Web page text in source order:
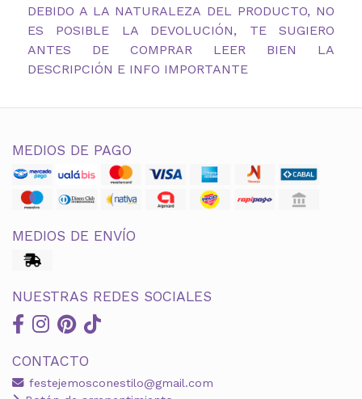
DEBIDO A LA NATURALEZA DEL PRODUCTO, NO
ES POSIBLE LA DEVOLUCIÓN, TE SUGIERO
ANTES DE COMPRAR LEER BIEN LA
DESCRIPCIÓN E INFO IMPORTANTE
MEDIOS DE PAGO
MEDIOS DE ENVÍO
NUESTRAS REDES SOCIALES
CONTACTO
festejemosconestilo@gmail.com